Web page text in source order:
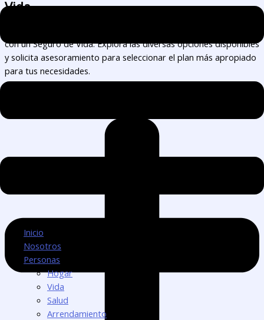
Inicio
Nosotros
Personas
Hogar
Vida
Salud
Arrendamiento
Vida
con un Seguro de Vida. Explora las diversas opciones disponibles
y solicita asesoramiento para seleccionar el plan más apropiado
para tus necesidades.